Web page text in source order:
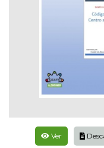
Ver